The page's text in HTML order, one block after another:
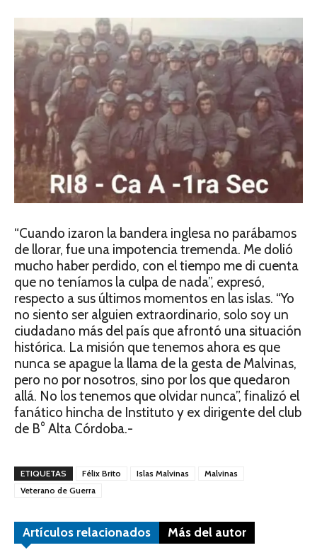
“Cuando izaron la bandera inglesa no parábamos
de llorar, fue una impotencia tremenda. Me dolió
mucho haber perdido, con el tiempo me di cuenta
que no teníamos la culpa de nada”, expresó,
respecto a sus últimos momentos en las islas. “Yo
no siento ser alguien extraordinario, solo soy un
ciudadano más del país que afrontó una situación
histórica. La misión que tenemos ahora es que
nunca se apague la llama de la gesta de Malvinas,
pero no por nosotros, sino por los que quedaron
allá. No los tenemos que olvidar nunca”, finalizó el
fanático hincha de Instituto y ex dirigente del club
de B° Alta Córdoba.-
ETIQUETAS Félix Brito Islas Malvinas
Malvinas
Veterano de Guerra
Artículos relacionados Más del autor